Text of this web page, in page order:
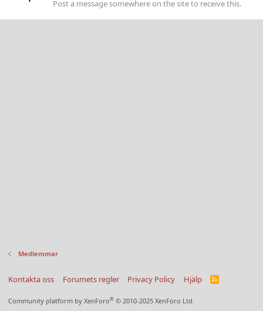
Post a message somewhere on the site to receive this.
Medlemmar
Kontakta oss Forumets regler Privacy Policy Hjälp
R
Community platform by XenForo® © 2010-2025 XenForo Ltd.